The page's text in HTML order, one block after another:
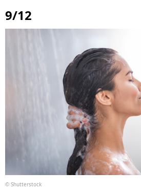
9/12
© Shutterstock